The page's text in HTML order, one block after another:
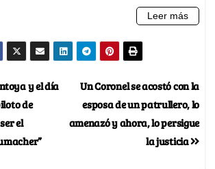
Un Coronel se acostó con la
esposa de un patrullero, lo
amenazó y ahora, lo persigue
la justicia
y el día
de
el